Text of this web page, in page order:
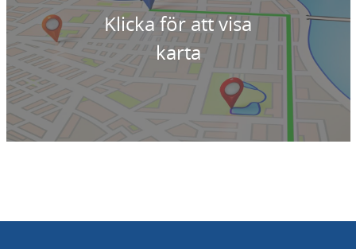
Klicka för att visa
karta